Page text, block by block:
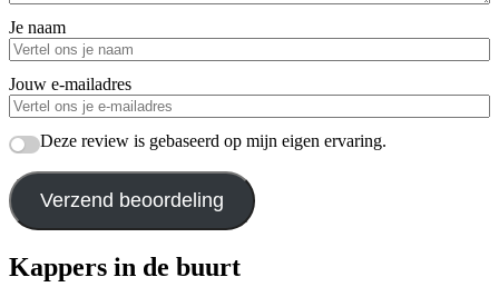
Je naam
Jouw e-mailadres
Deze review is gebaseerd op mijn eigen ervaring.
Verzend beoordeling
Kappers in de buurt